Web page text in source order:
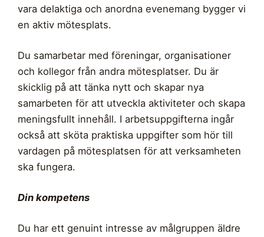
vara delaktiga och anordna evenemang bygger vi
en aktiv mötesplats.
Du samarbetar med föreningar, organisationer
och kollegor från andra mötesplatser. Du är
skicklig på att tänka nytt och skapar nya
samarbeten för att utveckla aktiviteter och skapa
meningsfullt innehåll. I arbetsuppgifterna ingår
också att sköta praktiska uppgifter som hör till
vardagen på mötesplatsen för att verksamheten
ska fungera.
Din kompetens
Du har ett genuint intresse av målgruppen äldre